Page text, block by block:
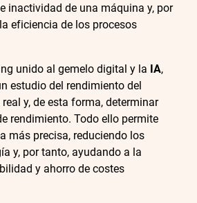
inactividad de una máquina y, por
eficiencia de los procesos
unido al gemelo digital y la IA,
estudio del rendimiento del
y, de esta forma, determinar
rendimiento. Todo ello permite
más precisa, reduciendo los
y, por tanto, ayudando a la
y ahorro de costes